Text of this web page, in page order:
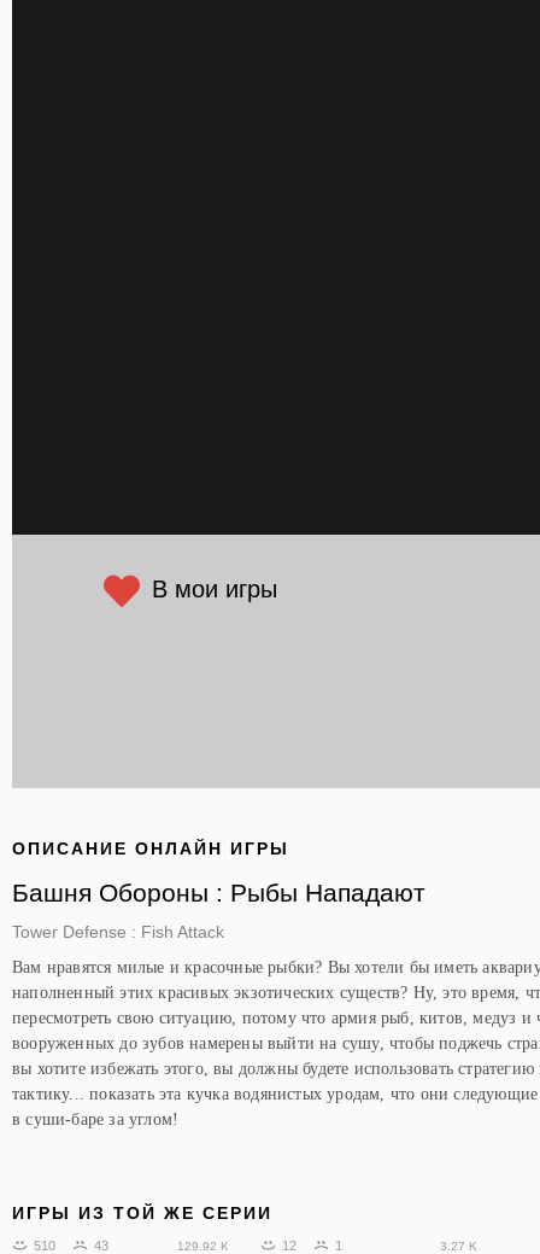
В мои игры
ОПИСАНИЕ ОНЛАЙН ИГРЫ
Башня Обороны : Рыбы Нападают
Tower Defense : Fish Attack
Вам нравятся милые и красочные рыбки? Вы хотели бы иметь
наполненный этих красивых экзотических существ? Ну, это время,
пересмотреть свою ситуацию, потому что армия рыб, китов, медуз и
вооруженных до зубов намерены выйти на сушу, чтобы поджечь
вы хотите избежать этого, вы должны будете использовать стратегию
тактику... показать эта кучка водянистых уродам, что они
в суши-баре за углом!
ИГРЫ ИЗ ТОЙ ЖЕ СЕРИИ
510 43 129.92 K 12 1 3.27 K